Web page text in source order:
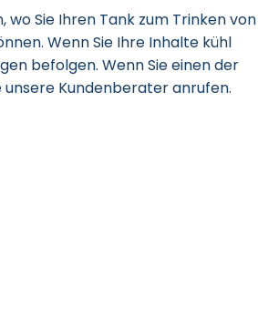
Sie Ihren Tank zum Trinken von
Wenn Sie Ihre Inhalte kühl
befolgen. Wenn Sie einen der
Kundenberater anrufen.